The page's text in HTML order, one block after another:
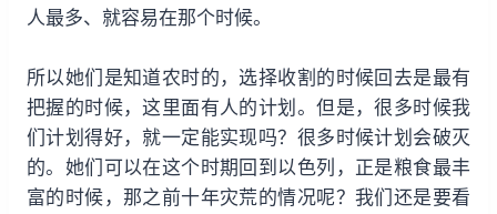
人最多、就容易在那个时候。
所以她们是知道农时的，选择收割的时候回去是最有
把握的时候，这里面有人的计划。但是，很多时候我
们计划得好，就一定能实现吗？很多时候计划会破灭
的。她们可以在这个时期回到以色列，正是粮食最丰
富的时候，那之前十年灾荒的情况呢？我们还是要看